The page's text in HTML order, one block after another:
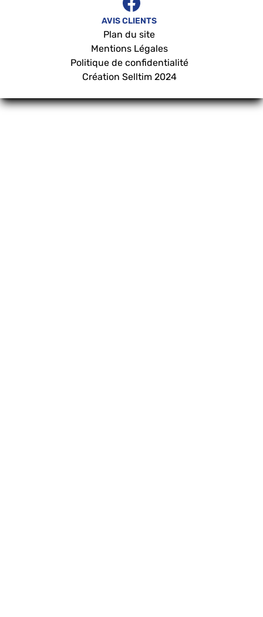
AVIS CLIENTS
Plan du site
Mentions Légales
Politique de confidentialité
Création Selltim2024